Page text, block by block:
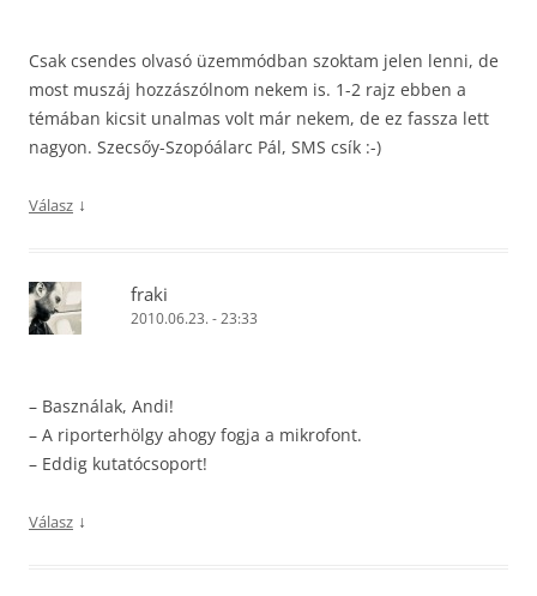
Csak csendes olvasó üzemmódban szoktam jelen lenni, de
most muszáj hozzászólnom nekem is. 1-2 rajz ebben a
témában kicsit unalmas volt már nekem, de ez fassza lett
nagyon. Szecsőy-Szopóálarc Pál, SMS csík :-)
Válasz ↓
fraki
2010.06.23. - 23:33
– Basználak, Andi!
– A riporterhölgy ahogy fogja a mikrofont.
– Eddig kutatócsoport!
Válasz ↓